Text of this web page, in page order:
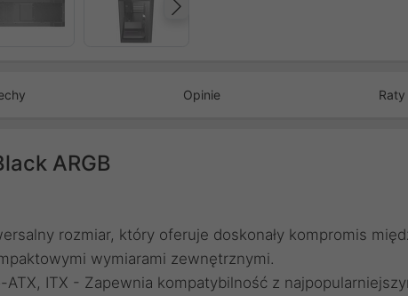
Opinie Raty
ARGB
rozmiar, który oferuje doskonały kompromis
wymiarami zewnętrznymi.
ATX, ITX - Zapewnia kompatybilność z